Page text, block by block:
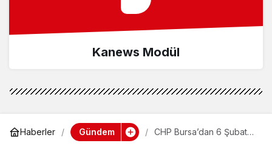
Kanews Modül
Haberler Gündem
CHP Bursa’dan 6 Şubat